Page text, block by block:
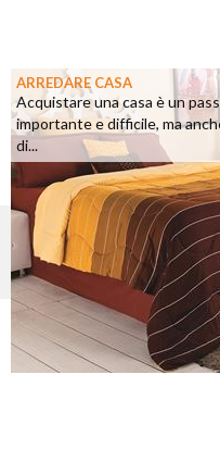
ARREDARE CASA
Acquistare una casa è un
importante e difficile, ma
di...
©2026 - casapratica.net -